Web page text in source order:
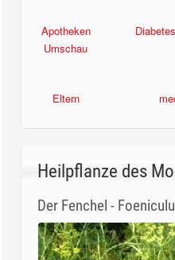
Apotheken
Umschau
Eltern
Heilpflanze des
Der Fenchel -